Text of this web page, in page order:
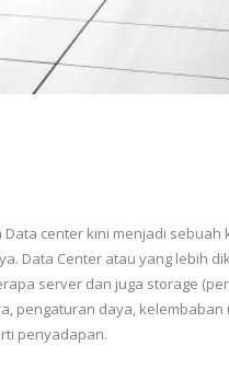
center kini menjadi sebuah
Data Center atau yang lebih
server dan juga storage
pengaturan daya, kelembaban
penyadapan.